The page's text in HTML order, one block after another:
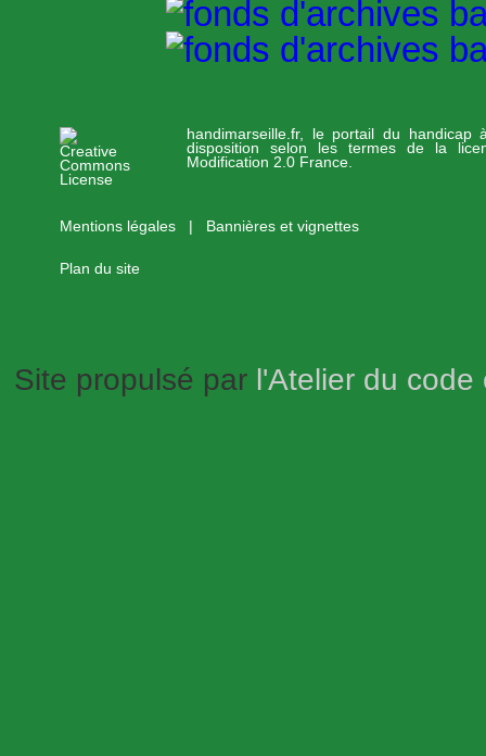
handimarseille.fr, le portail du handicap
disposition selon les termes de la
Modification 2.0 France.
Mentions légales Bannières et vignettes
Plan du site
Site propulsé par l'Atelier du